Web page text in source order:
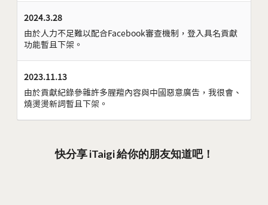
2024.3.28
由於人力不足難以配合Facebook審查機制，登入具名貢獻
功能暫且下架。
2023.11.13
由於貢獻紀錄參雜許多腥羶內容與中國惡意廣告，我很會、
燒燙燙新詞暫且下架。
快分享 iTaigi 給你的朋友知道吧！